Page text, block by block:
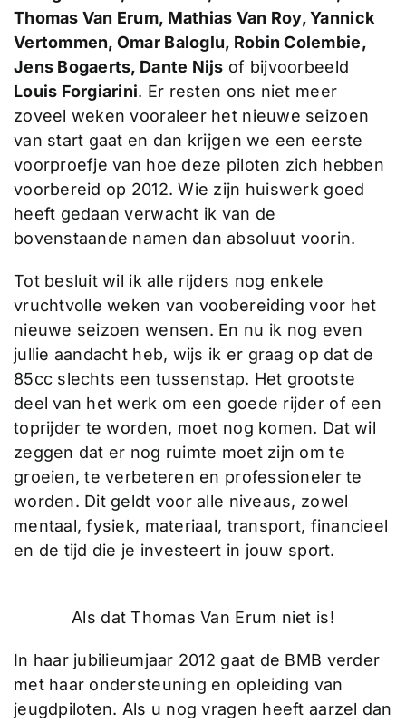
Thomas Van Erum, Mathias Van Roy, Yannick
Vertommen, Omar Baloglu, Robin Colembie,
Jens Bogaerts, Dante Nijs of bijvoorbeeld
Louis Forgiarini. Er resten ons niet meer
zoveel weken vooraleer het nieuwe seizoen
van start gaat en dan krijgen we een eerste
voorproefje van hoe deze piloten zich hebben
voorbereid op 2012. Wie zijn huiswerk goed
heeft gedaan verwacht ik van de
bovenstaande namen dan absoluut voorin.
Tot besluit wil ik alle rijders nog enkele
vruchtvolle weken van voobereiding voor het
nieuwe seizoen wensen. En nu ik nog even
jullie aandacht heb, wijs ik er graag op dat de
85cc slechts een tussenstap. Het grootste
deel van het werk om een goede rijder of een
toprijder te worden, moet nog komen. Dat wil
zeggen dat er nog ruimte moet zijn om te
groeien, te verbeteren en professioneler te
worden. Dit geldt voor alle niveaus, zowel
mentaal, fysiek, materiaal, transport, financieel
en de tijd die je investeert in jouw sport.
Als dat Thomas Van Erum niet is!
In haar jubilieumjaar 2012 gaat de BMB verder
met haar ondersteuning en opleiding van
jeugdpiloten. Als u nog vragen heeft aarzel dan